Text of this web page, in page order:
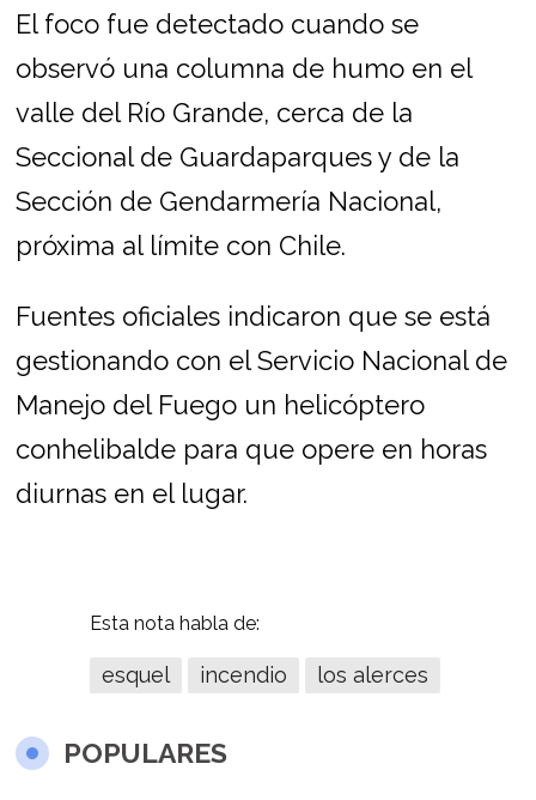
El foco fue detectado cuando se
observó una columna de humo en el
valle del Río Grande, cerca de la
Seccional de Guardaparques y de la
Sección de Gendarmería Nacional,
próxima al límite con Chile.
Fuentes oficiales indicaron que se está
gestionando con el Servicio Nacional de
Manejo del Fuego un helicóptero
conhelibalde para que opere en horas
diurnas en el lugar.
Esta nota habla de:
esquel incendio los alerces
POPULARES